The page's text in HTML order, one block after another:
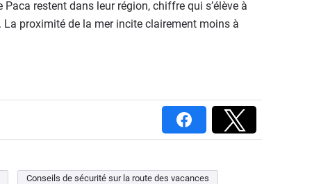
restent dans leur région, chiffre qui s’élève à
proximité de la mer incite clairement moins à
Conseils de sécurité sur la route des vacances